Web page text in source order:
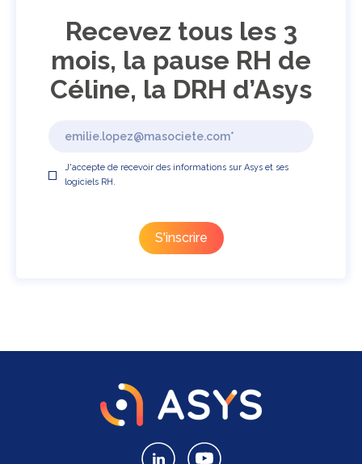
Recevez tous les 3
mois, la pause RH de
Céline, la DRH d’Asys
J'accepte de recevoir des informations sur Asys et ses
logiciels RH.